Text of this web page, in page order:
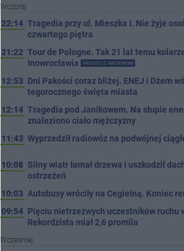
Wczoraj
22:14 Tragedia przy ul. Mieszka I. Nie żyje
czwartego piętra
21:22 Tour de Pologne. Tak 21 lat temu
Inowrocławia
PROSTO Z ARCHIWUM
12:53 Dni Pakości coraz bliżej. ENEJ i Dżem
tegorocznego święta miasta
12:14 Tragedia pod Janikowem. Na słupie
znaleziono ciało mężczyzny
11:43 Wyprzedził radiowóz na podwójnej
10:08 Silny wiatr łamał drzewa i uszkodził
ostrzeżeń
10:03 Autobusy wróciły na Cegielną. Koniec
09:54 Pięciu nietrzeźwych uczestników ruchu
Rekordzista miał 2,6 promila
Wcześniej